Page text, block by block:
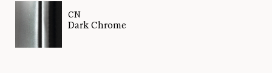
CN
Dark Chrome